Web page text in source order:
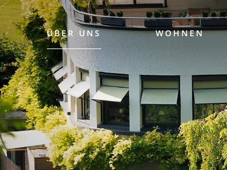
ÜBER UNS WOHNEN